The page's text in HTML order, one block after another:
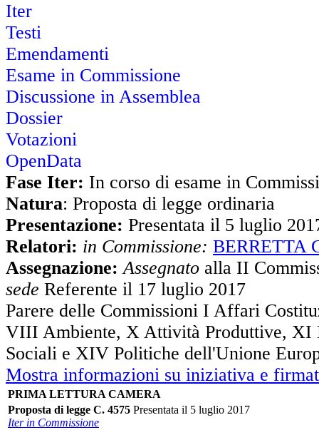
Iter
Testi
Emendamenti
Esame in Commissione
Discussione in Assemblea
Dossier
Votazioni
OpenData
Fase Iter: In corso di esame in
Natura: Proposta di legge ordinaria
Presentazione: Presentata il 5 luglio
Relatori: in Commissione: BERRETTA
Assegnazione: Assegnato alla II
sede Referente il 17 luglio 2017
Parere delle Commissioni I Affari
VIII Ambiente, X Attività Produttive,
Sociali e XIV Politiche dell'Unione
Mostra informazioni su iniziativa e
PRIMA LETTURA CAMERA
Proposta di legge C. 4575 Presentata il 5 luglio 2017
Iter in Commissione